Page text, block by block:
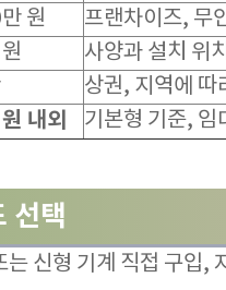
원
프랜차이즈, 무
사양과 설치 위
상권, 지역에 따
내외 기본형 기준, 임
선택
는 신형 기계 직접 구입,